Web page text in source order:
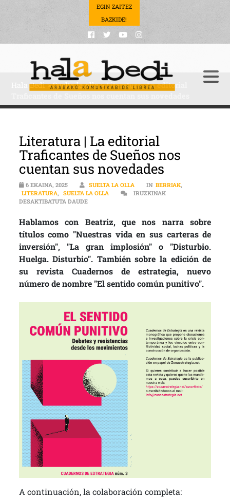
EGIN ZAITEZ
BAZKIDE!
Hala Bedi>Suelta la olla>Literatura | La editorial
Literatura | La editorial
Traficantes de Sueños nos
cuentan sus novedades
6 EKAINA, 2025 SUELTA LA OLLA IN BERRIAK,
LITERATURA, SUELTA LA OLLA
IRUZKINAK
DESAKTIBATUTA DAUDELITERATURA | LA EDITORIAL TRAFICANTES DE
Hablamos con Beatriz, que nos narra sobre
títulos como "Nuestras vida en sus carteras de
inversión", "La gran implosión" o "Disturbio.
Huelga. Disturbio". También sobre la edición de
su revista Cuadernos de estrategia, nuevo
número de nombre "El sentido común punitivo".
A continuación, la colaboración completa: